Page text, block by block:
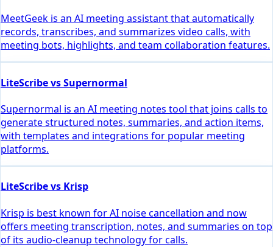
MeetGeek is an AI meeting assistant that automatically
records, transcribes, and summarizes video calls, with
meeting bots, highlights, and team collaboration features.
LiteScribe vs Supernormal
Supernormal is an AI meeting notes tool that joins calls to
generate structured notes, summaries, and action items,
with templates and integrations for popular meeting
platforms.
LiteScribe vs Krisp
Krisp is best known for AI noise cancellation and now
offers meeting transcription, notes, and summaries on top
of its audio-cleanup technology for calls.